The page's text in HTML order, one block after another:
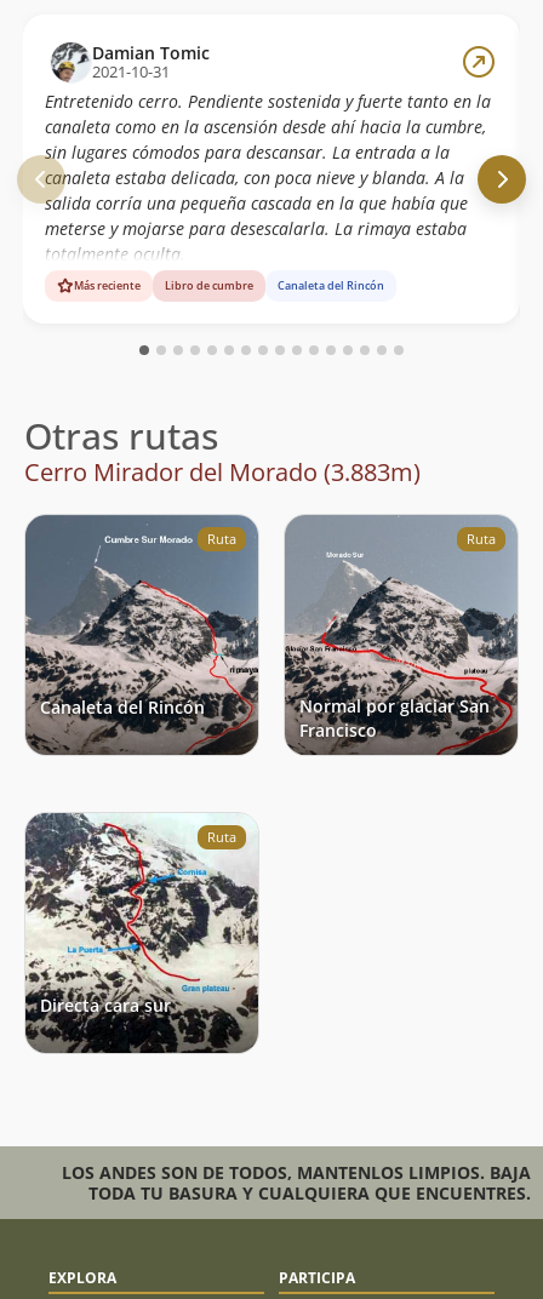
Damian Tomic
2021-10-31
Entretenido cerro. Pendiente sostenida y fuerte tanto en la
canaleta como en la ascensión desde ahí hacia la cumbre,
sin lugares cómodos para descansar. La entrada a la
canaleta estaba delicada, con poca nieve y blanda. A la
salida corría una pequeña cascada en la que había que
meterse y mojarse para desescalarla. La rimaya estaba
totalmente oculta.
Más reciente Libro de cumbre Canaleta del Rincón
Otras rutas
Cerro Mirador del Morado (3.883m)
Ruta
Canaleta del Rincón
Ruta
Normal por glaciar San
Francisco
Ruta
Directa cara sur
LOS ANDES SON DE TODOS, MANTENLOS LIMPIOS. BAJA
TODA TU BASURA Y CUALQUIERA QUE ENCUENTRES.
EXPLORA PARTICIPA